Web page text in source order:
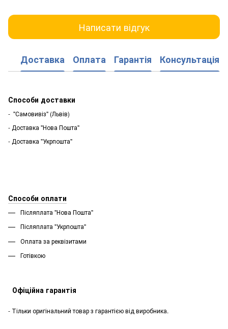
Написати відгук
Доставка Оплата Гарантія Консультація
Способи доставки
- "Самовивіз" (Львів)
- Доставка "Нова Пошта"
- Доставка "Укрпошта"
Способи оплати
Післяплата "Нова Пошта"
Післяплата "Укрпошта''
Оплата за реквізитами
Готівкою
Офіційна гарантія
- Тільки оригінальний товар з гарантією від виробника.